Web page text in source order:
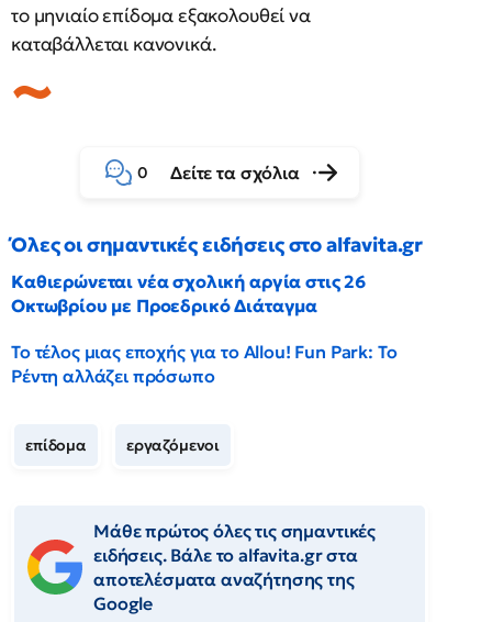
το μηνιαίο επίδομα εξακολουθεί να
καταβάλλεται κανονικά.
0 Δείτε τα σχόλια
Όλες οι σημαντικές ειδήσεις στο alfavita.gr
Καθιερώνεται νέα σχολική αργία στις 26
Οκτωβρίου με Προεδρικό Διάταγμα
Το τέλος μιας εποχής για το Allou! Fun Park: Το
Ρέντη αλλάζει πρόσωπο
επίδομα εργαζόμενοι
Μάθε πρώτος όλες τις σημαντικές
ειδήσεις. Βάλε το alfavita.gr στα
αποτελέσματα αναζήτησης της
Google